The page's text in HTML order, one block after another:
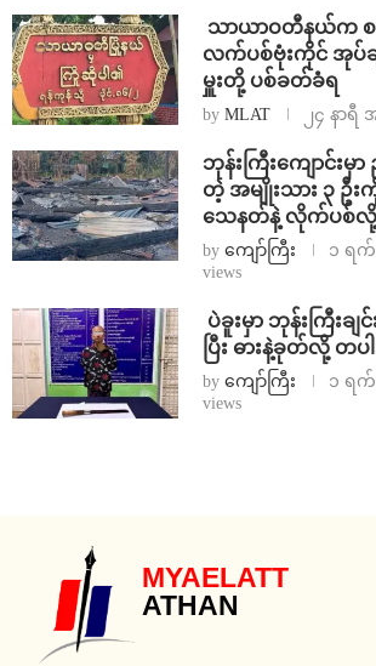
သာယာဝတီနယ်က
လက်ပစ်ဗုံးကိုင် အုပ်ခ
မှူးတို့ ပစ်ခတ်ခံရ
by MLAT ၂၄ နာရီ
ဘုန်းကြီးကျောင်းမှ
တဲ့ အမျိုးသား ၃ ဦ
သေနတ်နဲ့ လိုက်ပစ်လို့
by ကျော်ကြီး ၁ ရ
views
ပဲခူးမှာ ဘုန်းကြီးချ
ပြီး ဓားနဲ့ခုတ်လို့ တပ
by ကျော်ကြီး ၁ ရ
views
MYAELATT
ATHAN